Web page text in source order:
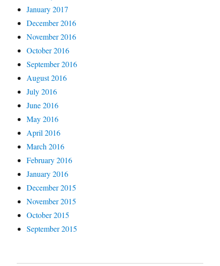
January 2017
December 2016
November 2016
October 2016
September 2016
August 2016
July 2016
June 2016
May 2016
April 2016
March 2016
February 2016
January 2016
December 2015
November 2015
October 2015
September 2015